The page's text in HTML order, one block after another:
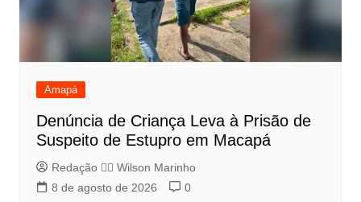
Amapá
Denúncia de Criança Leva à Prisão de
Suspeito de Estupro em Macapá
Redação 👨‍⚖️​ Wilson Marinho
8 de agosto de 2026
0